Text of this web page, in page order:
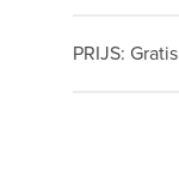
PRIJS: Gratis